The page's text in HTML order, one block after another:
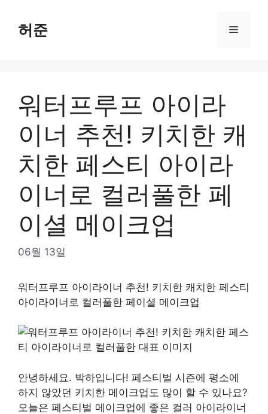
content
허준 Menu
워터프루프 아이라
이너 추천! 키치한 캐
치한 페스티 아이라
이너로 컬러풀한 페
이셜 메이크업
06월 13일
워터프루프 아이라이너 추천! 키치한 캐치한 페스티
아이라이너로 컬러풀한 페이셜 메이크업
안녕하세요. 박하입니다! 페스티벌 시즌에 평소에
하지 않았던 키치한 메이크업도 많이 할 수 있나요?
오늘은 페스티벌 메이크업에 좋은 컬러 아이라이너